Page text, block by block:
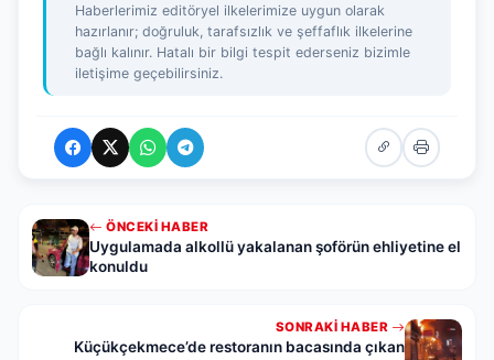
Haberlerimiz editöryel ilkelerimize uygun olarak
hazırlanır; doğruluk, tarafsızlık ve şeffaflık ilkelerine
bağlı kalınır. Hatalı bir bilgi tespit ederseniz bizimle
iletişime geçebilirsiniz.
ÖNCEKI HABER
Uygulamada alkollü yakalanan şoförün ehliyetine el
konuldu
SONRAKI HABER
Küçükçekmece’de restoranın bacasında çıkan